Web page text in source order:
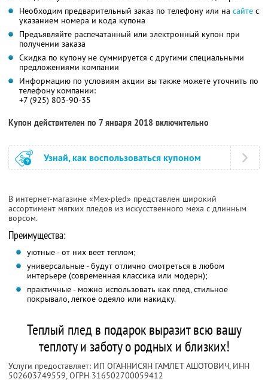
Необходим предварительный заказ по телефону или на сайте с
указанием номера и кода купона
Предъявляйте распечатанный или электронный купон при
получении заказа
Скидка по купону не суммируется с другими специальными
предложениями компании
Информацию по условиям акции вы также можете уточнить по
телефону компании:
+7 (925) 803-90-35
Купон действителен по 7 января 2018 включительно
Узнай, как воспользоваться купоном
В интернет-магазине «Мех-pled» представлен широкий
ассортимент мягких пледов из искусственного меха с длинным
ворсом.
Преимущества:
уютные - от них веет теплом;
универсальные - будут отлично смотреться в любом
интерьере (современная классика или модерн);
практичные - можно использовать как плед, стильное
покрывало, легкое одеяло или накидку.
Теплый плед в подарок выразит всю вашу
теплоту и заботу о родных и близких!
Услуги предоставляет: ИП ОГАННИСЯН ГАМЛЕТ АШОТОВИЧ, ИНН
502603749559, ОГРН 316502700059412